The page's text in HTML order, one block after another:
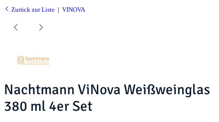
Zurück zur Liste VINOVA
Nachtmann ViNova Weißweinglas
380 ml 4er Set